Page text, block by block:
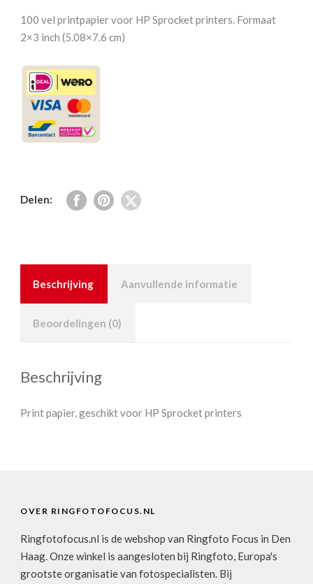
pak
2x3"
100 vel printpapier voor HP Sprocket printers. Formaat
2×3 inch (5.08×7.6 cm)
Delen:
Beschrijving Aanvullende informatie
Beoordelingen (0)
Beschrijving
Print papier, geschikt voor HP Sprocket printers
OVER RINGFOTOFOCUS.NL
Ringfotofocus.nl is de webshop van Ringfoto Focus in Den
Haag. Onze winkel is aangesloten bij Ringfoto, Europa's
grootste organisatie van fotospecialisten. Bij